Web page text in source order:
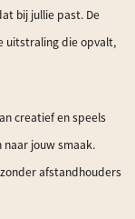
bij jullie past. De
uitstraling die opvalt,
creatief en speels
naar jouw smaak.
afstandhouders